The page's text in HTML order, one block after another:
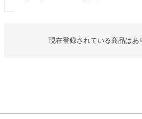
現在登録されている商品はあ